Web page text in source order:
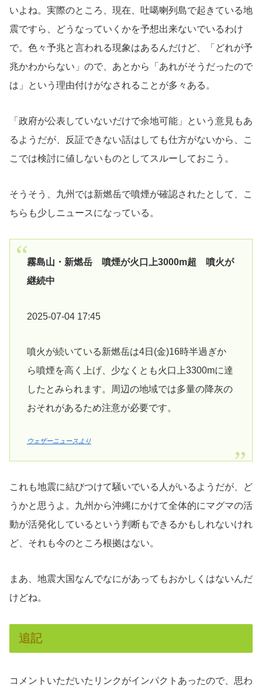
いよね。実際のところ、現在、吐噶喇列島で起きている地
震ですら、どうなっていくかを予想出来ないでいるわけ
で。色々予兆と言われる現象はあるんだけど、「どれが予
兆かわからない」ので、あとから「あれがそうだったので
は」という理由付けがなされることが多々ある。
「政府が公表していないだけで余地可能」という意見もあ
るようだが、反証できない話はしても仕方がないから、こ
こでは検討に値しないものとしてスルーしておこう。
そうそう、九州では新燃岳で噴煙が確認されたとして、こ
ちらも少しニュースになっている。
霧島山・新燃岳 噴煙が火口上3000m超 噴火が
継続中
2025-07-04 17:45
噴火が続いている新燃岳は4日(金)16時半過ぎか
ら噴煙を高く上げ、少なくとも火口上3300mに達
したとみられます。周辺の地域では多量の降灰の
おそれがあるため注意が必要です。
ウェザーニュースより
これも地震に結びつけて騒いでいる人がいるようだが、ど
うかと思うよ。九州から沖縄にかけて全体的にマグマの活
動が活発化しているという判断もできるかもしれないけれ
ど、それも今のところ根拠はない。
まあ、地震大国なんでなにがあってもおかしくはないんだ
けどね。
追記
コメントいただいたリンクがインパクトあったので、思わ